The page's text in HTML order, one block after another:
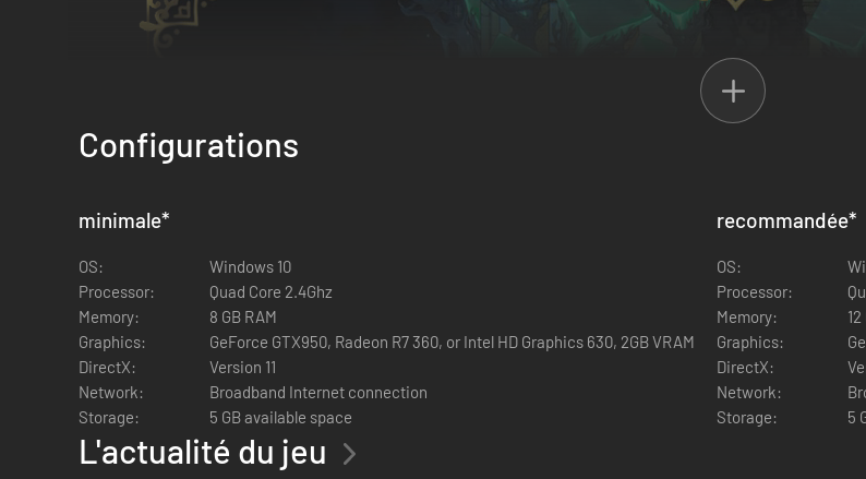
Configurations
minimale*
OS:
Windows 10
Processor:
Quad Core 2.4Ghz
Memory:
8 GB RAM
Graphics:
GeForce GTX950, Radeon R7 360, or Intel HD Graphics 630, 2GB VRAM
DirectX:
Version 11
Network:
Broadband Internet connection
Storage:
5 GB available space
recommandée*
OS:
Processor:
Memory:
Graphics:
DirectX:
Network:
Storage:
5
L'actualité du jeu